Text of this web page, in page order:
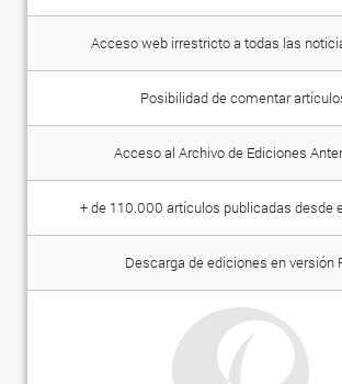
Acceso web irrestricto a todas las
Posibilidad de comentar
Acceso al Archivo de Ediciones
+ de 110.000 artículos publicadas desde
Descarga de ediciones en versión